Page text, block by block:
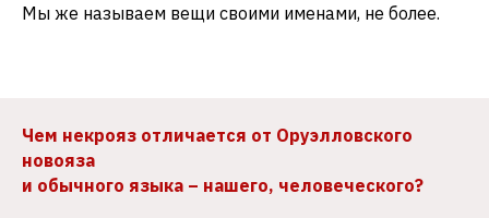
Мы же называем вещи своими именами, не более.
Чем некрояз отличается от Оруэлловского
новояза
и обычного языка – нашего, человеческого?